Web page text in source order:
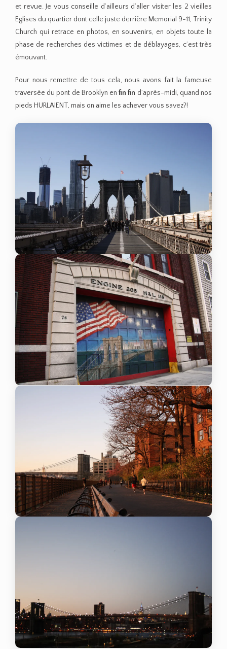
et revue. Je vous conseille d’ailleurs d’aller visiter les 2 vieilles
Eglises du quartier dont celle juste derrière Memorial 9-11, Trinity
Church qui retrace en photos, en souvenirs, en objets toute la
phase de recherches des victimes et de déblayages, c’est très
émouvant.
Pour nous remettre de tous cela, nous avons fait la fameuse
traversée du pont de Brooklyn enfin fin d’après-midi, quand nos
pieds HURLAIENT, mais on aime les achever vous savez?!